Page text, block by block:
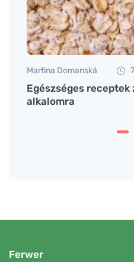
Martina Domanská
Egészséges
alkalomra
Ferwer